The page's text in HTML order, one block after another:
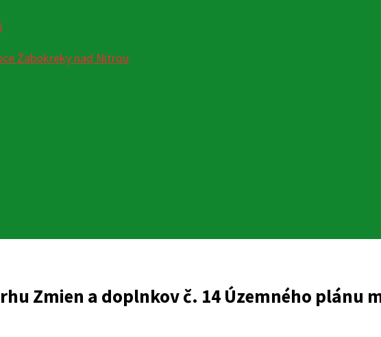
Žabokreky nad Nitrou
Zmien a doplnkov č. 14 Územného plánu